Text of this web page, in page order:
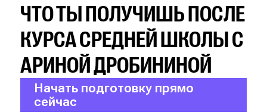
ЧТО ТЫ ПОЛУЧИШЬ ПОСЛЕ
КУРСА СРЕДНЕЙ ШКОЛЫ С
АРИНОЙ ДРОБИНИНОЙ
Начать подготовку прямо
сейчас